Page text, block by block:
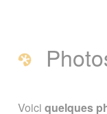
Voici quelques